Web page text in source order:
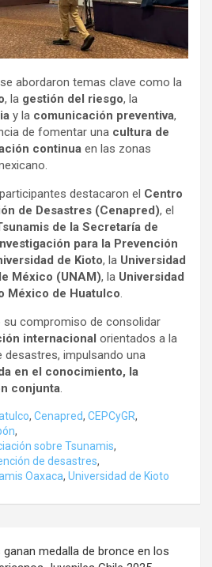
abordaron temas clave como la
, la gestión del riesgo, la
y la comunicación preventiva,
de fomentar una cultura de
continua en las zonas
destacaron el Centro
de Desastres (Cenapred), el
de la Secretaría de
para la Prevención
de Kioto, la Universidad
México (UNAM), la Universidad
México de Huatulco
su compromiso de consolidar
internacional orientados a la
desastres, impulsando una
en el conocimiento, la
conjunta
, Cenapred, CEPCyGR,
,
sobre Tsunamis,
de desastres,
Oaxaca, Universidad de Kioto
medalla de bronce en los